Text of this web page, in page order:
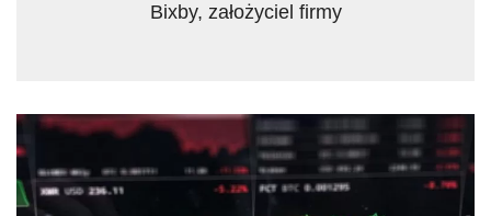
Bixby, założyciel firmy